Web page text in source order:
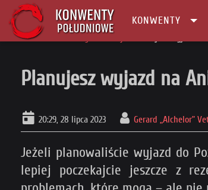
KONWENTY
Główna
Planujesz wyjazd na
20:29, 28 lipca 2023 Gerard „Alchelor”
Jeżeli planowaliście wyjazd do
lepiej poczekajcie jeszcze z